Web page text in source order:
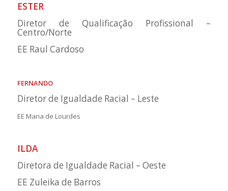
ESTER
Diretor de Qualificação Profissional –
Centro/Norte
EE Raul Cardoso
FERNANDO
Diretor de Igualdade Racial – Leste
EE Maria de Lourdes
ILDA
Diretora de Igualdade Racial – Oeste
EE Zuleika de Barros